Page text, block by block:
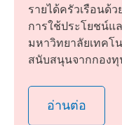
รายได้ครัวเรือนด้
การใช้ประโยชน์แ
มหาวิทยาลัยเทคโ
สนับสนุนจากกองทุ
อ่านต่อ